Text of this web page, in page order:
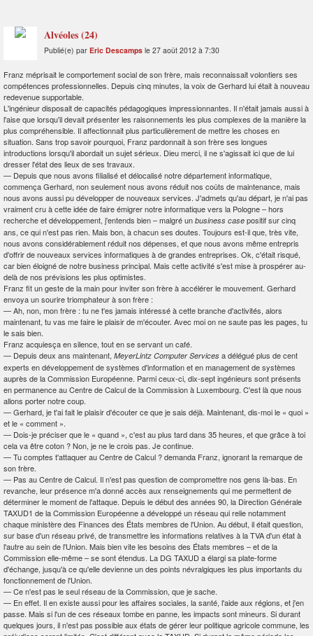
Alvéoles (24)
Publié(e) par Eric Descamps le 27 août 2012 à 7:30
Franz méprisait le comportement social de son frère, mais reconnaissait volontiers ses
compétences professionnelles. Depuis cinq minutes, la voix de Gerhard lui était à nouveau
redevenue supportable.
L'ingénieur disposait de capacités pédagogiques impressionnantes. Il n'était jamais aussi à
l'aise que lorsqu'il devait présenter les raisonnements les plus complexes de la manière la
plus compréhensible. Il affectionnait plus particulièrement de mettre les choses en
situation. Sans trop savoir pourquoi, Franz pardonnait à son frère ses longues
introductions lorsqu'il abordait un sujet sérieux. Dieu merci, il ne s'agissait ici que de lui
dresser l'état des lieux de ses travaux.
— Depuis que nous avons filialisé et délocalisé notre département informatique,
commença Gerhard, non seulement nous avons réduit nos coûts de maintenance, mais
nous avons aussi pu développer de nouveaux services. J'admets qu'au départ, je n'ai pas
vraiment cru à cette idée de faire émigrer notre informatique vers la Pologne – hors
recherche et développement, j'entends bien – malgré un business case positif sur cinq
ans, ce qui n'est pas rien. Mais bon, à chacun ses doutes. Toujours est-il que, très vite,
nous avons considérablement réduit nos dépenses, et que nous avons même entrepris
d'offrir de nouveaux services informatiques à de grandes entreprises. Ok, c'était risqué,
car bien éloigné de notre business principal. Mais cette activité s'est mise à prospérer au-
delà de nos prévisions les plus optimistes.
Franz fit un geste de la main pour inviter son frère à accélérer le mouvement. Gerhard
envoya un sourire triomphateur à son frère :
—Ah, non, mon frère : tu ne t'es jamais intéressé à cette branche d'activités, alors
maintenant, tu vas me faire le plaisir de m'écouter. Avec moi on ne saute pas les pages, tu
le sais bien.
Franz acquiesça en silence, tout en se servant un café.
— Depuis deux ans maintenant, MeyerLintz Computer Services a délégué plus de cent
experts en développement de systèmes d'information et en management de systèmes
auprès de la Commission Européenne. Parmi ceux-ci, dix-sept ingénieurs sont présents
en permanence au Centre de Calcul de la Commission à Luxembourg. C'est là que nous
allons porter notre coup.
—Gerhard, je t'ai fait le plaisir d'écouter ce que je sais déjà. Maintenant, dis-moi le « quoi »
et le « comment ».
— Dois-je préciser que le « quand », c'est au plus tard dans 35 heures, et que grâce à toi
cela va être coton ? Non, je ne le crois pas. Je continue.
—Tu comptes t'attaquer au Centre de Calcul ? demanda Franz, ignorant la remarque de
son frère.
— Pas au Centre de Calcul. Il n'est pas question de compromettre nos gens là-bas. En
revanche, leur présence m'a donné accès aux renseignements qui me permettent de
déterminer le moment de l'attaque. Depuis le début des années 90, la Direction Générale
TAXUD1 de la Commission Européenne a développé un réseau qui relie notamment
chaque ministère des Finances des États membres de l'Union. Au début, il était question,
sur base d'un réseau privé, de transmettre les informations relatives à la TVA d'un état à
l'autre au sein de l'Union. Mais bien vite les besoins des États membres – et de la
Commission elle-même – se sont étendus. La DG TAXUD a élargi sa plate-forme
d'échange, jusqu'à ce qu'elle devienne un des points névralgiques les plus importants du
fonctionnement de l'Union.
—Ce n'est pas le seul réseau de la Commission, que je sache.
— En effet. Il en existe aussi pour les affaires sociales, la santé, l'aide aux régions, et j'en
passe. Mais si l'un de ces réseaux tombe en panne, les impacts sont mineurs. Si durant
quelques jours, il n'est pas possible aux états de gérer leur politique agricole commune, les